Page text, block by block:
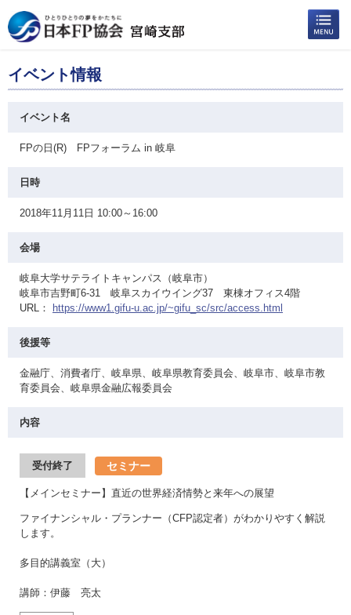
イベント情報
イベント名
FPの日(R) FPフォーラム in 岐阜
日時
2018年11月11日 10:00～16:00
会場
岐阜大学サテライトキャンパス（岐阜市）
岐阜市吉野町6-31 岐阜スカイウイング37 東棟オフィス4階
URL：
https://www1.gifu-u.ac.jp/~gifu_sc/src/access.html
後援等
金融庁、消費者庁、岐阜県、岐阜県教育委員会、岐阜市、岐阜市教
育委員会、岐阜県金融広報委員会
内容
受付終了 セミナー
【メインセミナー】直近の世界経済情勢と来年への展望
ファイナンシャル・プランナー（CFP認定者）がわかりやすく解説
します。
多目的講義室（大）
講師：伊藤 亮太